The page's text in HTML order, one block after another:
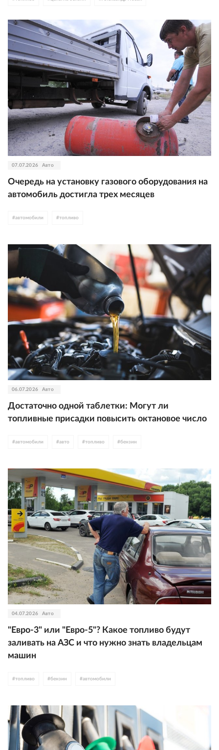
07.07.2026 Авто
Очередь на установку газового оборудования на
автомобиль достигла трех месяцев
#автомобили #топливо
06.07.2026 Авто
Достаточно одной таблетки: Могут ли
топливные присадки повысить октановое число
#автомобили #авто #топливо #бензин
04.07.2026 Авто
"Евро-3" или "Евро-5"? Какое топливо будут
заливать на АЗС и что нужно знать владельцам
машин
#топливо #бензин #автомобили